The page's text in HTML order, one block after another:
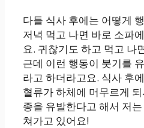
다들 식사 후에는 어떻게
저녁 먹고 나면 바로 소파
요. 귀찮기도 하고 먹고 나
근데 이런 행동이 붓기를
라고 하더라고요. 식사 후
혈류가 하체에 머무르게
종을 유발한다고 해서 저
쳐가고 있어요!